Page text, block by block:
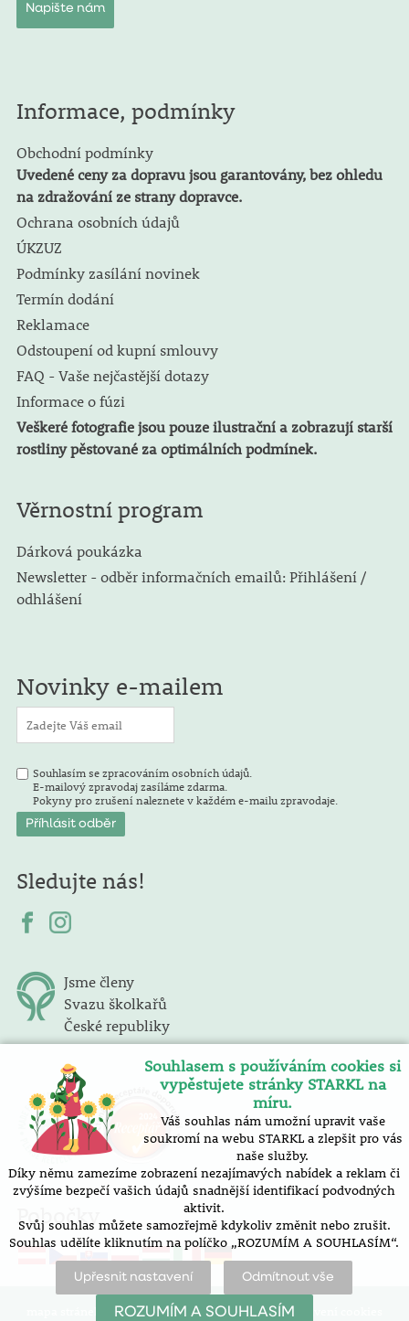
Napište nám
Informace, podmínky
Obchodní podmínky
Uvedené ceny za dopravu jsou garantovány, bez ohledu
na zdražování ze strany dopravce.
Ochrana osobních údajů
ÚKZUZ
Podmínky zasílání novinek
Termín dodání
Reklamace
Odstoupení od kupní smlouvy
FAQ - Vaše nejčastější dotazy
Informace o fúzi
Veškeré fotografie jsou pouze ilustrační a zobrazují starší
rostliny pěstované za optimálních podmínek.
Věrnostní program
Dárková poukázka
Newsletter - odběr informačních emailů: Přihlášení /
odhlášení
Novinky e-mailem
Souhlasím se zpracováním osobních údajů.
E-mailový zpravodaj zasíláme zdarma.
Pokyny pro zrušení naleznete v každém e-mailu zpravodaje.
Sledujte nás!
Jsme členy
Svazu školkařů
České republiky
Pobočky
prohlášení o přístupnosti |
nastavení cookies
Souhlasem s používáním cookies si
vypěstujete stránky STARKL na
míru.
Váš souhlas nám umožní upravit vaše
soukromí na webu STARKL a zlepšit pro vás
naše služby.
Díky němu zamezíme zobrazení nezajímavých nabídek a reklam či
zvýšíme bezpečí vašich údajů snadnější identifikací podvodných
aktivit.
Svůj souhlas můžete samozřejmě kdykoliv změnit nebo zrušit.
Souhlas udělíte kliknutím na políčko „ROZUMÍM A SOUHLASÍM“.
Upřesnit nastavení Odmítnout vše
ROZUMÍM A SOUHLASÍM